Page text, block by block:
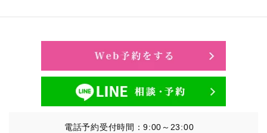
電話予約受付時間：9:00～23:00